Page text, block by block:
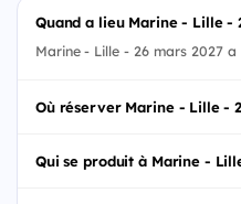
Quand a lieu Marine - Lille -
Marine - Lille - 26 mars 2027 a
Où réserver Marine - Lille -
Qui se produit à Marine -